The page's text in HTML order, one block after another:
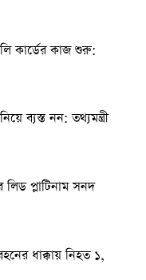
কার্ডের কাজ শুরু:
ব্যস্ত নন: তথ্যমন্ত্রী
লিড প্লাটিনাম সনদ
ধাক্কায় নিহত ১,